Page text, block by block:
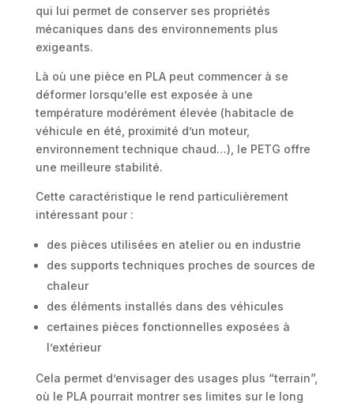
qui lui permet de conserver ses propriétés
mécaniques dans des environnements plus
exigeants.
Là où une pièce en PLA peut commencer à se
déformer lorsqu’elle est exposée à une
température modérément élevée (habitacle de
véhicule en été, proximité d’un moteur,
environnement technique chaud…), le PETG offre
une meilleure stabilité.
Cette caractéristique le rend particulièrement
intéressant pour :
des pièces utilisées en atelier ou en industrie
des supports techniques proches de sources de
chaleur
des éléments installés dans des véhicules
certaines pièces fonctionnelles exposées à
l’extérieur
Cela permet d’envisager des usages plus “terrain”,
où le PLA pourrait montrer ses limites sur le long